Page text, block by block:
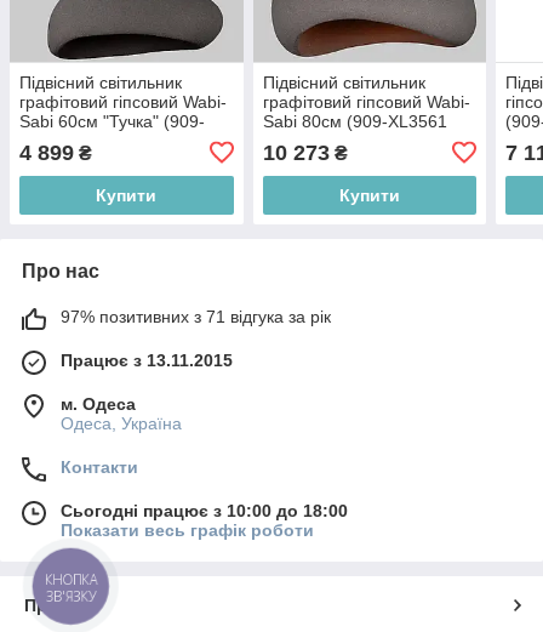
Підвісний світильник
графітовий гіпсовий Wabi-
Sabi 60см "Тучка" (909-
4 899 ₴
Купити
Підвісний світильник
графітовий гіпсовий Wabi-
Sabi 80см (909-XL3561
10 273₴
Купити
7
Про нас
97% позитивних з 71 відгука за рік
Працює з 13.11.2015
м. Одеса
Одеса, Україна
Контакти
Сьогодні працює з 10:00 до 18:00
Показати весь графік роботи
Про нас
КНОПКА
ЗВ'ЯЗКУ